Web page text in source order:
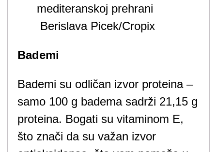
mediteranskoj prehrani
Berislava Picek/Cropix
Bademi
Bademi su odličan izvor proteina –
samo 100 g badema sadrži 21,15 g
proteina. Bogati su vitaminom E,
što znači da su važan izvor